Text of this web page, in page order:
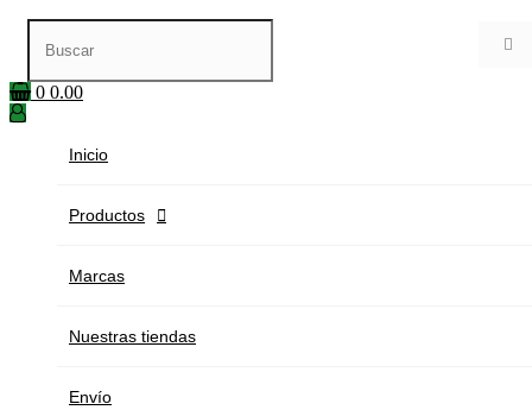

0 0.00
Inicio
Productos 
Marcas
Nuestras tiendas
Envío